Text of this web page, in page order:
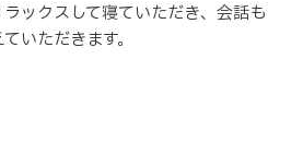
ックスして寝ていただき、会話も
いただきます。